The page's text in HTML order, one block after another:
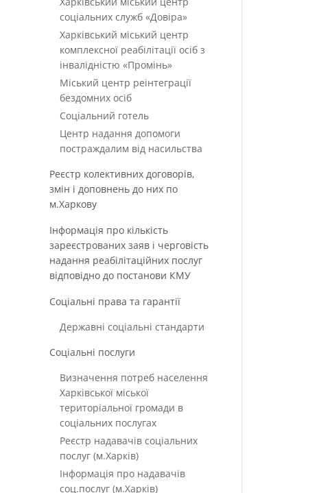
соціальних служб «Довіра»
Харківський міський центр
комплексної реабілітації осіб з
інвалідністю «Промінь»
Міський центр реінтеграції
бездомних осіб
Соціальний готель
Центр надання допомоги
постраждалим від насильства
Реєстр колективних договорів,
змін і доповнень до них по
м.Харкову
Інформація про кількість
зареєстрованих заяв і черговість
надання реабілітаційних послуг
відповідно до постанови КМУ
Соціальні права та гарантії
Державні соціальні стандарти
Соціальні послуги
Визначення потреб населення
Харківської міської
територіальної громади в
соціальних послугах
Реєстр надавачів соціальних
послуг (м.Харків)
Інформація про надавачів
соц.послуг (м.Харків)